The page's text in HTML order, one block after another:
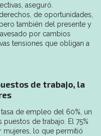
aseguró.
de oportunidades,
también del presente y
por cambios
tensiones que obligan a
de trabajo, la
de empleo del 60%, un
de trabajo. El 75%
mujeres, lo que permitió